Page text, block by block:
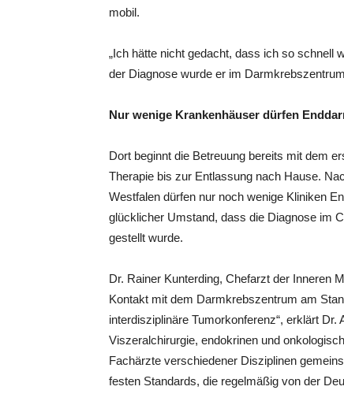
mobil.
„Ich hätte nicht gedacht, dass ich so schnell
der Diagnose wurde er im
Nur wenige Krankenhäuser dürfen
Dort beginnt die Betreuung bereits mit dem
Therapie bis zur Entlassung nach Hause.
Westfalen dürfen nur noch wenige Kliniken
glücklicher Umstand, dass die Diagnose im
gestellt wurde.
Dr. Rainer Kunterding, Chefarzt der Inneren
Kontakt mit dem Darmkrebszentrum am
interdisziplinäre Tumorkonferenz“, erklärt
Viszeralchirurgie, endokrinen und
Fachärzte verschiedener Disziplinen
festen Standards, die regelmäßig von der